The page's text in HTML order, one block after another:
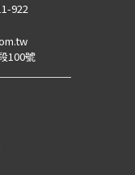
922
100號